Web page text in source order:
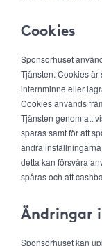
Cookies
Sponsorhuset
Tjänsten. Cookies är
internminne eller
Cookies används
Tjänsten genom att
sparas samt för att
ändra
detta kan försvåra
spåras och att
Ändringar
Sponsorhuset kan